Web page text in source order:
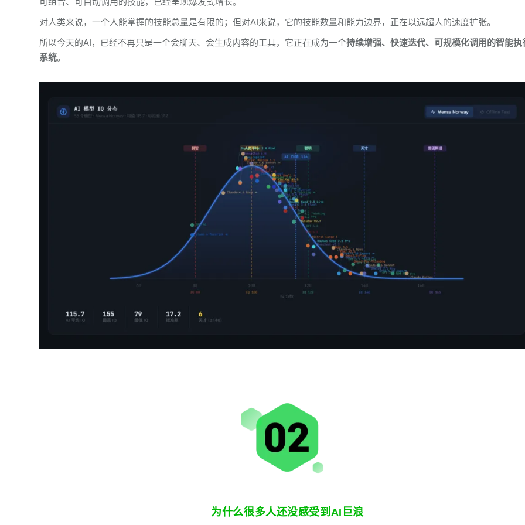
对人类来说，一个人能掌握的技能总量是有限的；但对AI来说，它的技能数量和能力边界，正在以远超人的速度扩张。
所以今天的AI，已经不再只是一个会聊天、会生成内容的工具，它正在成为一个持续增强、快速迭代、可规模化调用的智能执
系统。
为什么很多人还没感受到AI巨浪